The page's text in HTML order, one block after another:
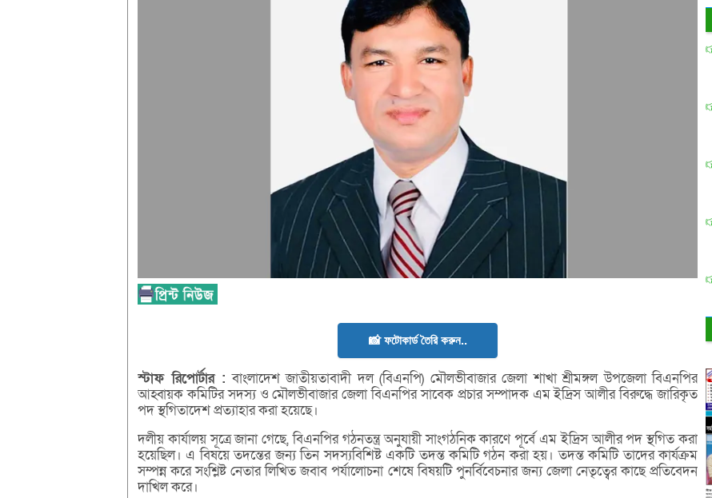
📸 ফটোকার্ড তৈরি করুন..
স্টাফরিপোর্টার : বাংলাদেশ জাতীয়তাবাদী দল (বিএনপি) মৌলভীবাজার জেলা শাখা শ্রীমঙ্গল উপজেলা বিএনপির
আহ্বায়ক কমিটির সদস্য ও মৌলভীবাজার জেলা বিএনপির সাবেক প্রচার সম্পাদক এম ইদ্রিস আলীর বিরুদ্ধে জারিকৃত
পদ স্থগিতাদেশ প্রত্যাহার করা হয়েছে।
দলীয় কার্যালয় সূত্রে জানা গেছে, বিএনপির গঠনতন্ত্র অনুযায়ী সাংগঠনিক কারণে পূর্বে এম ইদ্রিস আলীর পদ স্থগিত করা
হয়েছিল। এ বিষয়ে তদন্তের জন্য তিন সদস্যবিশিষ্ট একটি তদন্ত কমিটি গঠন করা হয়। তদন্ত কমিটি তাদের কার্যক্রম
সম্পন্ন করে সংশ্লিষ্ট নেতার লিখিত জবাব পর্যালোচনা শেষে বিষয়টি পুনর্বিবেচনার জন্য জেলা নেতৃত্বের কাছে প্রতিবেদন
দাখিল করে।